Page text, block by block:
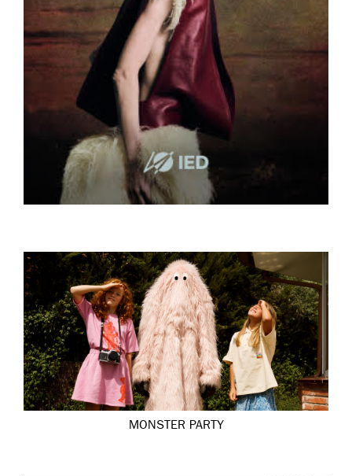
MONSTER PARTY